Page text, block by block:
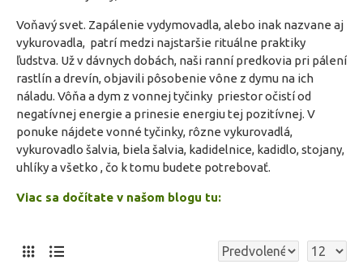
Voňavý svet. Zapálenie vydymovadla, alebo inak nazvane aj
vykurovadla, patrí medzi najstaršie rituálne praktiky
ľudstva. Už v dávnych dobách, naši ranní predkovia pri pálení
rastlín a drevín, objavili pôsobenie vône z dymu na ich
náladu. Vôňa a dym z vonnej tyčinky priestor očistí od
negatívnej energie a prinesie energiu tej pozitívnej. V
ponuke nájdete vonné tyčinky, rôzne vykurovadlá,
vykurovadlo šalvia, biela šalvia, kadidelnice, kadidlo, stojany,
uhlíky a všetko , čo k tomu budete potrebovať.
Viac sa dočítate v našom blogu tu: